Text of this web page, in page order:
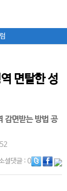
면탈한 성
감면받는 방법 공
셜댓글: 0